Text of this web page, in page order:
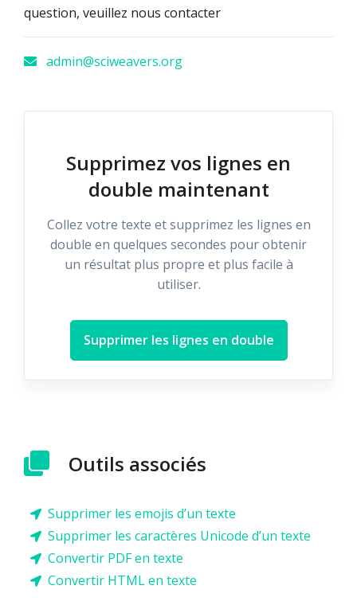
question, veuillez nous contacter
admin@sciweavers.org
Supprimez vos lignes en
double maintenant
Collez votre texte et supprimez les lignes en
double en quelques secondes pour obtenir
un résultat plus propre et plus facile à
utiliser.
Supprimer les lignes en double
Outils associés
Supprimer les emojis d’un texte
Supprimer les caractères Unicode d’un texte
Convertir PDF en texte
Convertir HTML en texte